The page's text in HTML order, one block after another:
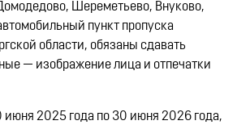
Шереметьево, Внуково,
пункт пропуска
области, обязаны сдавать
— изображение лица и отпечатки
июня 2025 года по 30 июня 2026 года,